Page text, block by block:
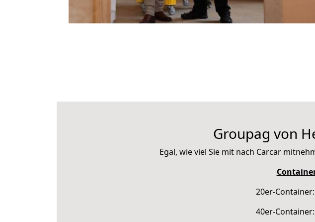
Groupag von
Egal, wie viel Sie mit nach Carcar
20er-
40er-